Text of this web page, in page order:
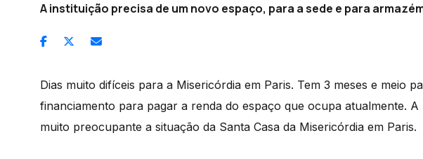
A instituição precisa de um novo espaço, para a sede e para
Dias muito difíceis para a Misericórdia em Paris. Tem 3 meses e meio
financiamento para pagar a renda do espaço que ocupa atualmente. A
muito preocupante a situação da Santa Casa da Misericórdia em Paris.